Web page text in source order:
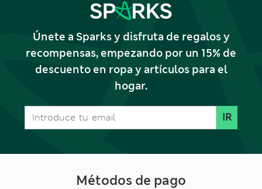
Únete a Sparks y disfruta de regalos y
recompensas, empezando por un 15% de
descuento en ropa y artículos para el
hogar.
IR
Métodos de pago